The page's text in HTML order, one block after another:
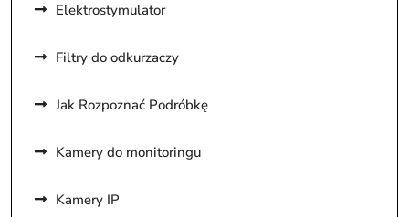
Elektrostymulator
Filtry do odkurzaczy
Jak Rozpoznać Podróbkę
Kamery do monitoringu
Kamery IP